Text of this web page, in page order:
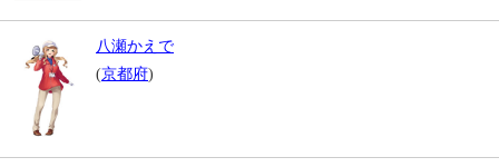
八瀬かえで
(京都府)